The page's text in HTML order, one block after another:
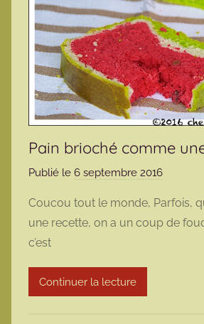
Pain brioché comme
Publié le 6 septembre 2016
r
m
Coucou tout le monde, Parfois,
une recette, on a un coup de
c’est
Continuer la lecture